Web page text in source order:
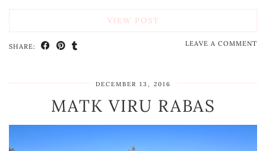
VIEW POST
SHARE: LEAVE A COMMENT
DECEMBER 13, 2016
MATK VIRU RABAS